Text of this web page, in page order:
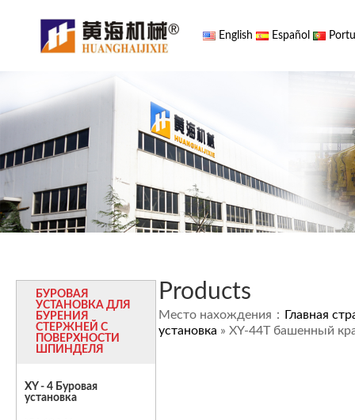
English Español
БУРОВАЯ
УСТАНОВКА ДЛЯ
БУРЕНИЯ
СТЕРЖНЕЙ С
ПОВЕРХНОСТИ
ШПИНДЕЛЯ
XY - 4 Буровая
установка
Products
Место нахождения：
Главная
установка » XY-44T башенный